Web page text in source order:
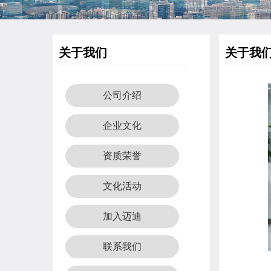
关于我们
公司介绍
企业文化
资质荣誉
文化活动
加入迈迪
联系我们
关于我